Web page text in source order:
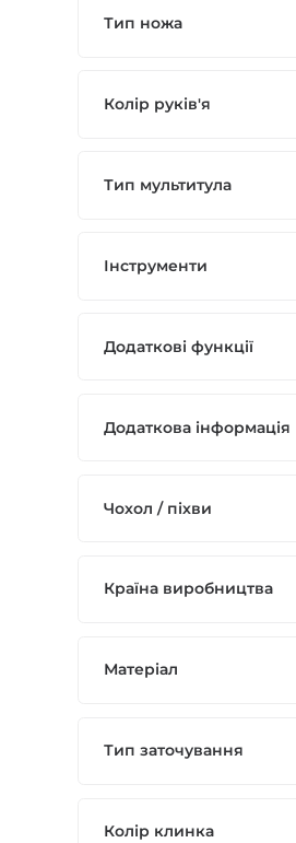
Тип ножа
Колір руків'я
Тип мультитула
Інструменти
Додаткові функції
Додаткова інформація
Чохол / піхви
Країна виробництва
Матеріал
Тип заточування
Колір клинка